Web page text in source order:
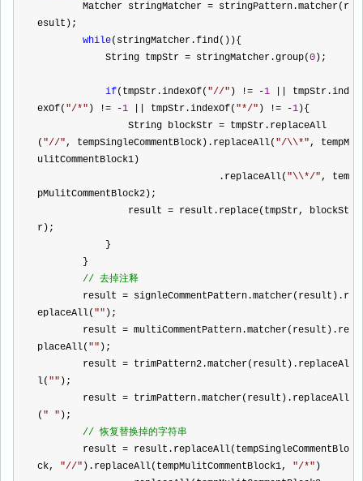
        Matcher stringMatcher
= stringPattern.matcher(r
esult);
while(stringMatcher.find()){
            String tmpStr
= stringMatcher.group(0 );
if(tmpStr.indexOf( "//" ) != -1
tmpStr.ind
exOf( "/*" ) != -1 tmpStr.indexOf( "*/" ) != -1 ){
                String blockStr
= tmpStr.replaceAll
( "//", tempSingleCommentBlock).replaceAll( "/\\*", tempM
ulitCommentBlock1)
                                .replaceAll(
"\\*/", tem
pMulitCommentBlock2);
                result
= result.replace(tmpStr, blockSt
r);
            }
        }
// 去掉注释
        result
= signleCommentPattern.matcher(result).r
eplaceAll( "" );
        result
= multiCommentPattern.matcher(result).re
placeAll( "" );
        result
= trimPattern2.matcher(result).replaceAl
l( "" );
        result
= trimPattern.matcher(result).replaceAll
( " " );
// 恢复替换掉的字符串
        result
= result.replaceAll(tempSingleCommentBlo
ck, "//" ).replaceAll(tempMulitCommentBlock1, "/*" )